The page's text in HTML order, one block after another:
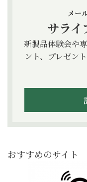
メー
サライ
新製品体験会や
ント、プレゼン
おすすめのサイト